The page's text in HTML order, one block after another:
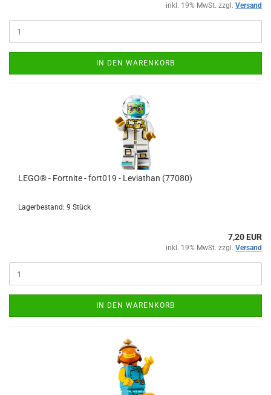
inkl. 19% MwSt. zzgl. Versand
IN DEN WARENKORB
LEGO® - Fortnite - fort019 - Leviathan (77080)
Lagerbestand: 9 Stück
7,20 EUR
inkl. 19% MwSt. zzgl. Versand
IN DEN WARENKORB